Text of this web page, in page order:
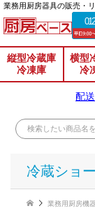
業務⽤厨房器具の販売・
縦型冷蔵庫
冷凍庫
横型
冷
配
冷蔵ショ
業務用厨房機器